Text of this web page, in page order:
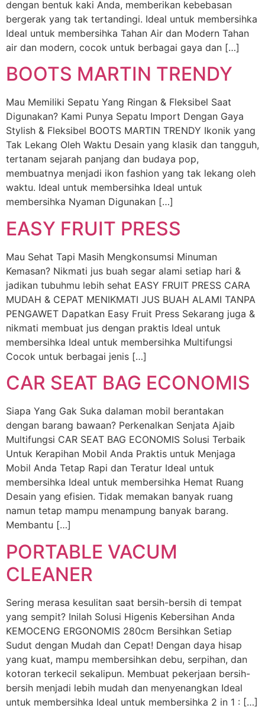
dengan bentuk kaki Anda, memberikan kebebasan
bergerak yang tak tertandingi. Ideal untuk membersihka
Ideal untuk membersihka Tahan Air dan Modern Tahan
air dan modern, cocok untuk berbagai gaya dan […]
BOOTS MARTIN TRENDY
Mau Memiliki Sepatu Yang Ringan & Fleksibel Saat
Digunakan? Kami Punya Sepatu Import Dengan Gaya
Stylish & Fleksibel BOOTS MARTIN TRENDY Ikonik yang
Tak Lekang Oleh Waktu Desain yang klasik dan tangguh,
tertanam sejarah panjang dan budaya pop,
membuatnya menjadi ikon fashion yang tak lekang oleh
waktu. Ideal untuk membersihka Ideal untuk
membersihka Nyaman Digunakan […]
EASY FRUIT PRESS
Mau Sehat Tapi Masih Mengkonsumsi Minuman
Kemasan? Nikmati jus buah segar alami setiap hari &
jadikan tubuhmu lebih sehat EASY FRUIT PRESS CARA
MUDAH & CEPAT MENIKMATI JUS BUAH ALAMI TANPA
PENGAWET Dapatkan Easy Fruit Press Sekarang juga &
nikmati membuat jus dengan praktis Ideal untuk
membersihka Ideal untuk membersihka Multifungsi
Cocok untuk berbagai jenis […]
CAR SEAT BAG ECONOMIS
Siapa Yang Gak Suka dalaman mobil berantakan
dengan barang bawaan? Perkenalkan Senjata Ajaib
Multifungsi CAR SEAT BAG ECONOMIS Solusi Terbaik
Untuk Kerapihan Mobil Anda​ Praktis untuk Menjaga
Mobil Anda Tetap Rapi dan Teratur​ Ideal untuk
membersihka Ideal untuk membersihka Hemat Ruang​
Desain yang efisien. Tidak memakan banyak ruang
namun tetap mampu menampung banyak barang.
Membantu […]
PORTABLE VACUM
CLEANER
Sering merasa kesulitan saat bersih-bersih di tempat
yang sempit?​ Inilah Solusi Higenis Kebersihan Anda
KEMOCENG ERGONOMIS 280cm Bersihkan Setiap
Sudut dengan Mudah dan Cepat! Dengan daya hisap
yang kuat, mampu membersihkan debu, serpihan, dan
kotoran terkecil sekalipun. Membuat pekerjaan bersih-
bersih menjadi lebih mudah dan menyenangkan Ideal
untuk membersihka Ideal untuk membersihka 2 in 1 : […]